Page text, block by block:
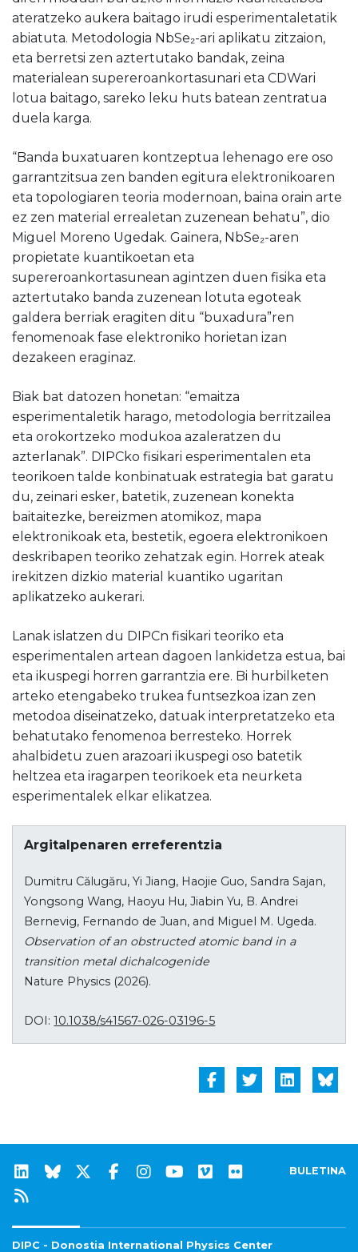
ateratzeko aukera baitago irudi esperimentaletatik
abiatuta. Metodologia NbSe₂-ari aplikatu zitzaion,
eta berretsi zen aztertutako bandak, zeina
materialean supereroankortasunari eta CDWari
lotua baitago, sareko leku huts batean zentratua
duela karga.
“Banda buxatuaren kontzeptua lehenago ere oso
garrantzitsua zen banden egitura elektronikoaren
eta topologiaren teoria modernoan, baina orain arte
ez zen material errealetan zuzenean behatu”, dio
Miguel Moreno Ugedak. Gainera, NbSe₂-aren
propietate kuantikoetan eta
supereroankortasunean agintzen duen fisika eta
aztertutako banda zuzenean lotuta egoteak
galdera berriak eragiten ditu “buxadura”ren
fenomenoak fase elektroniko horietan izan
dezakeen eraginaz.
Biak bat datozen honetan: “emaitza
esperimentaletik harago, metodologia berritzailea
eta orokortzeko modukoa azaleratzen du
azterlanak”. DIPCko fisikari esperimentalen eta
teorikoen talde konbinatuak estrategia bat garatu
du, zeinari esker, batetik, zuzenean konekta
baitaitezke, bereizmen atomikoz, mapa
elektronikoak eta, bestetik, egoera elektronikoen
deskribapen teoriko zehatzak egin. Horrek ateak
irekitzen dizkio material kuantiko ugaritan
aplikatzeko aukerari.
Lanak islatzen du DIPCn fisikari teoriko eta
esperimentalen artean dagoen lankidetza estua, bai
eta ikuspegi horren garrantzia ere. Bi hurbilketen
arteko etengabeko trukea funtsezkoa izan zen
metodoa diseinatzeko, datuak interpretatzeko eta
behatutako fenomenoa berresteko. Horrek
ahalbidetu zuen arazoari ikuspegi oso batetik
heltzea eta iragarpen teorikoek eta neurketa
esperimentalek elkar elikatzea.
Argitalpenaren erreferentzia
Dumitru Călugăru, Yi Jiang, Haojie Guo, Sandra Sajan,
Yongsong Wang, Haoyu Hu, Jiabin Yu, B. Andrei
Bernevig, Fernando de Juan, and Miguel M. Ugeda.
Observation of an obstructed atomic band in a
transition metal dichalcogenide
Nature Physics (2026).
DOI:10.1038/s41567-026-03196-5
BULETINA
DIPC - Donostia International Physics Center